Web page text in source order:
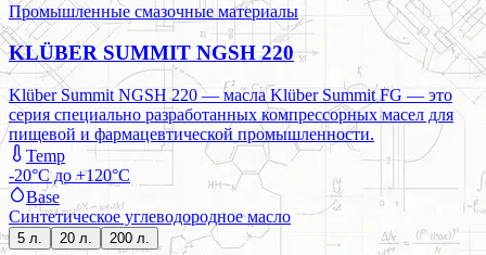
Промышленные смазочные материалы
KLÜBER SUMMIT NGSH 220
Klüber Summit NGSH 220 — масла Klüber Summit FG — это
серия специально разработанных компрессорных масел для
пищевой и фармацевтической промышленности.
Temp
-20°C до +120°C
Base
Синтетическое углеводородное масло
5 л. 20 л. 200 л.